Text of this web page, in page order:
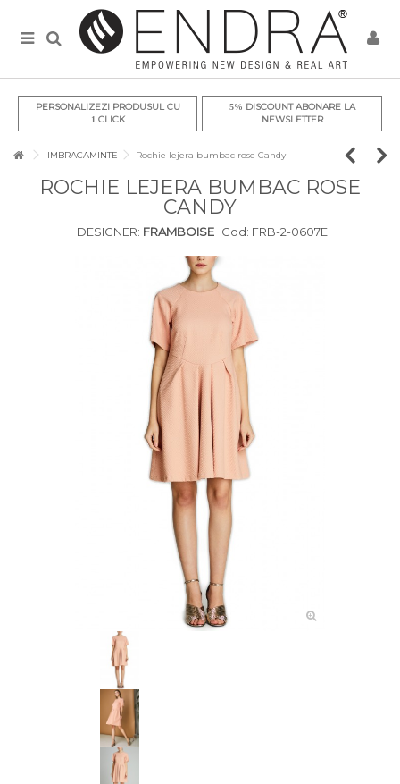
PERSONALIZEZI PRODUSUL CU
1CLICK
5% DISCOUNT ABONARE LA
NEWSLETTER
IMBRACAMINTE Rochie lejera bumbac rose Candy
ROCHIE LEJERA BUMBAC ROSE
CANDY
DESIGNER: FRAMBOISE Cod: FRB-2-0607E